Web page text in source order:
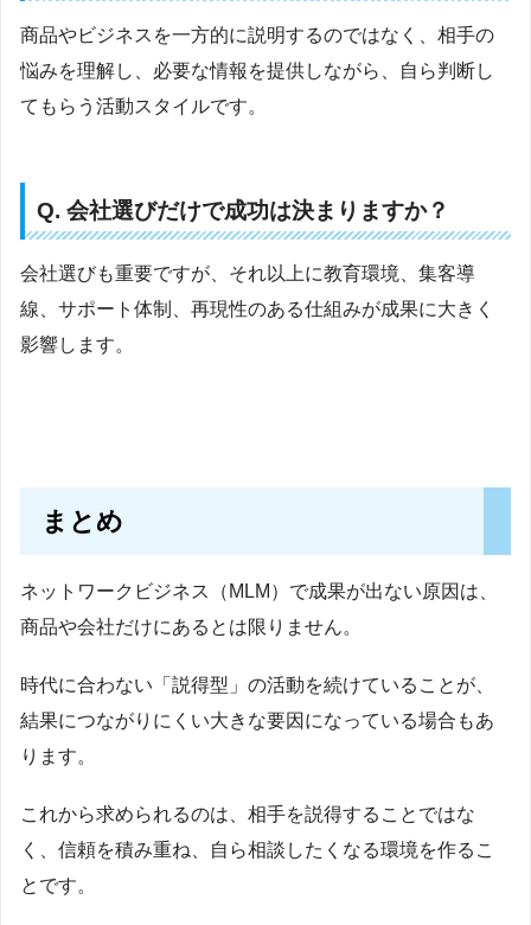
商品やビジネスを一方的に説明するのではなく、相手の
悩みを理解し、必要な情報を提供しながら、自ら判断し
てもらう活動スタイルです。
Q. 会社選びだけで成功は決まりますか？
会社選びも重要ですが、それ以上に教育環境、集客導
線、サポート体制、再現性のある仕組みが成果に大きく
影響します。
まとめ
ネットワークビジネス（MLM）で成果が出ない原因は、
商品や会社だけにあるとは限りません。
時代に合わない「説得型」の活動を続けていることが、
結果につながりにくい大きな要因になっている場合もあ
ります。
これから求められるのは、相手を説得することではな
く、信頼を積み重ね、自ら相談したくなる環境を作るこ
とです。